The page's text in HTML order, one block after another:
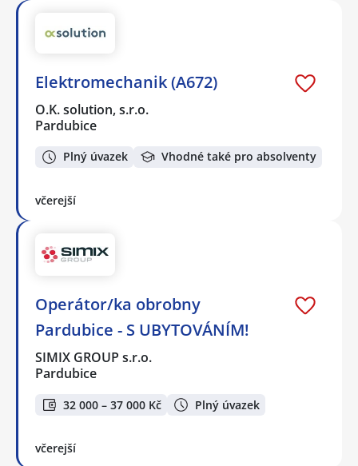
Elektromechanik (A672)
O.K. solution, s.r.o.
Pardubice
Plný úvazek Vhodné také pro absolventy
včerejší
Operátor/ka obrobny
Pardubice - S UBYTOVÁNÍM!
SIMIX GROUP s.r.o.
Pardubice
32 000 – 37 000 Kč Plný úvazek
včerejší